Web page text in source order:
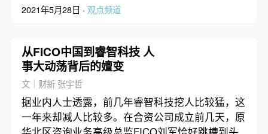
2021年5月28日 · 观点频道
从FICO中国到睿智科技 人
事大动荡背后的嬗变
文｜财新 张宇哲
据业内人士透露，前几年睿智科技挖人比较猛，这
一年来却减人比较多。在合资公司成立前几天，原